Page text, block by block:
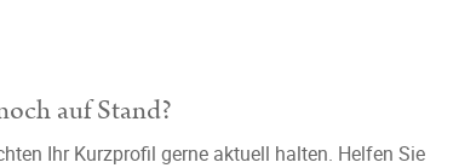
auf Stand?
Ihr Kurzprofil gerne aktuell halten. Helfen Sie